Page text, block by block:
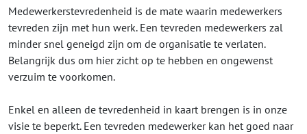
Medewerkerstevredenheid is de mate waarin medewerkers
tevreden zijn met hun werk. Een tevreden medewerkers zal
minder snel geneigd zijn om de organisatie te verlaten.
Belangrijk dus om hier zicht op te hebben en ongewenst
verzuim te voorkomen.
Enkel en alleen de tevredenheid in kaart brengen is in onze
visie te beperkt. Een tevreden medewerker kan het goed naar